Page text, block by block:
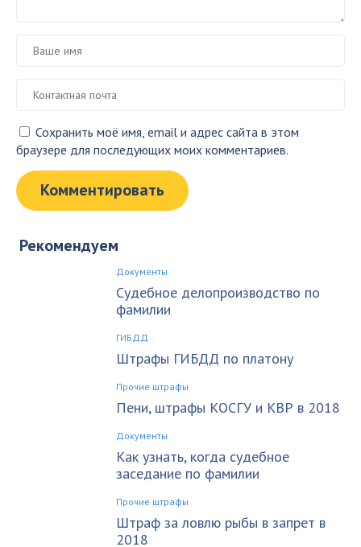
Сохранить моё имя, email и адрес сайта в этом
браузере для последующих моих комментариев.
Рекомендуем
Документы
Судебное делопроизводство по
фамилии
ГИБДД
Штрафы ГИБДД по платону
Прочие штрафы
Пени, штрафы КОСГУ и КВР в 2018
Документы
Как узнать, когда судебное
заседание по фамилии
Прочие штрафы
Штраф за ловлю рыбы в запрет в
2018